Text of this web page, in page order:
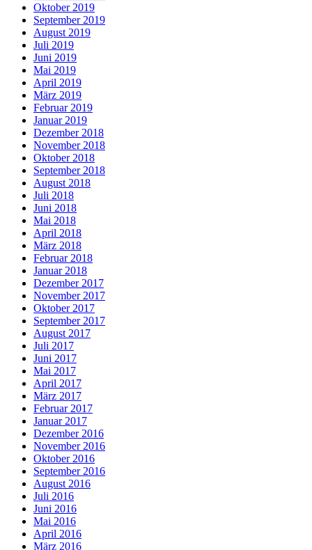
Oktober 2019
September 2019
August 2019
Juli 2019
Juni 2019
Mai 2019
April 2019
März 2019
Februar 2019
Januar 2019
Dezember 2018
November 2018
Oktober 2018
September 2018
August 2018
Juli 2018
Juni 2018
Mai 2018
April 2018
März 2018
Februar 2018
Januar 2018
Dezember 2017
November 2017
Oktober 2017
September 2017
August 2017
Juli 2017
Juni 2017
Mai 2017
April 2017
März 2017
Februar 2017
Januar 2017
Dezember 2016
November 2016
Oktober 2016
September 2016
August 2016
Juli 2016
Juni 2016
Mai 2016
April 2016
März 2016